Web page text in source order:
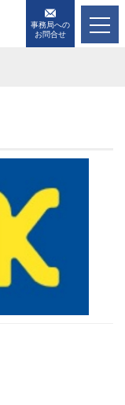
事務局への
お問合せ